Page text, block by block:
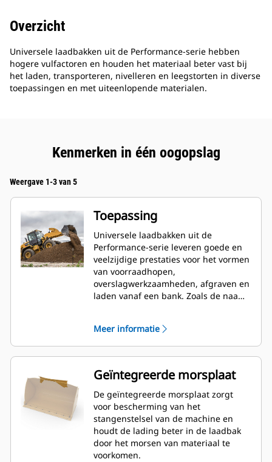
Overzicht
Universele laadbakken uit de Performance-serie hebben
hogere vulfactoren en houden het materiaal beter vast bij
het laden, transporteren, nivelleren en leegstorten in diverse
toepassingen en met uiteenlopende materialen.
Kenmerken in één oogopslag
Weergave 1-3 van 5
Toepassing
Universele laadbakken uit de
Performance-serie leveren goede en
veelzijdige prestaties voor het vormen
van voorraadhopen,
overslagwerkzaamheden, afgraven en
laden vanaf een bank. Zoals de naam
voorraadhopen als het laden vanaf
een bank. Ze zijn ontworpen voor
standaard opbreekkrachten en
omstandigheden met een schurende
werking. Ideaal voor achterwaarts
slepen en nivelleringswerk. De
vulfactor voor laadbakken uit de
Performance-serie kan oplopen tot
115% bovenop de opgegeven
capaciteit.
Meer informatie
Geïntegreerde morsplaat
De geïntegreerde morsplaat zorgt
voor bescherming van het
stangenstelsel van de machine en
houdt de lading beter in de laadbak
door het morsen van materiaal te
voorkomen.